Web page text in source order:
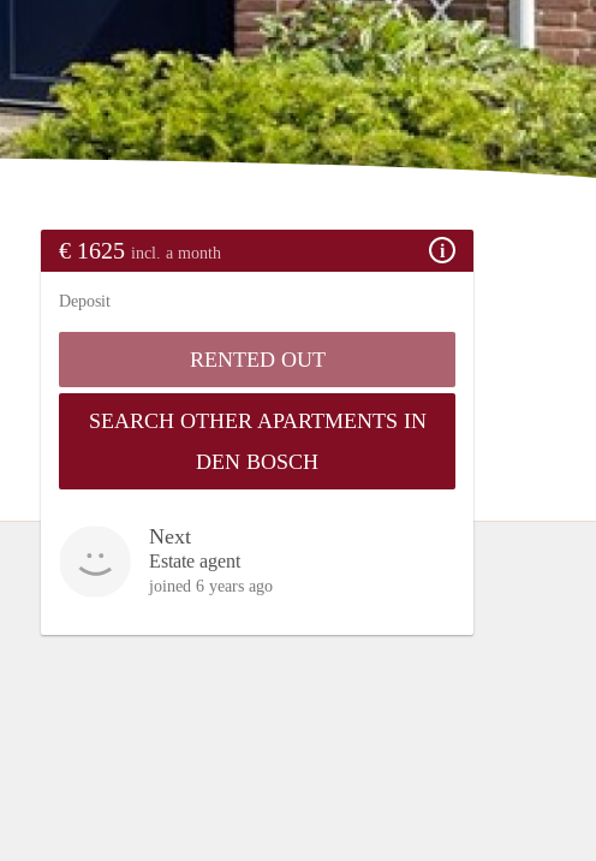
€ 1625 incl. a month
Deposit
RENTED OUT
SEARCH OTHER APARTMENTS IN
DEN BOSCH
Next
Estate agent
joined 6 years ago